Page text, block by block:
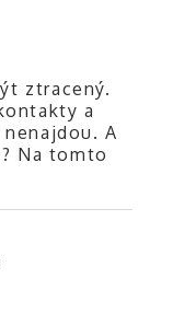
ztracený.
a
A
Na tomto